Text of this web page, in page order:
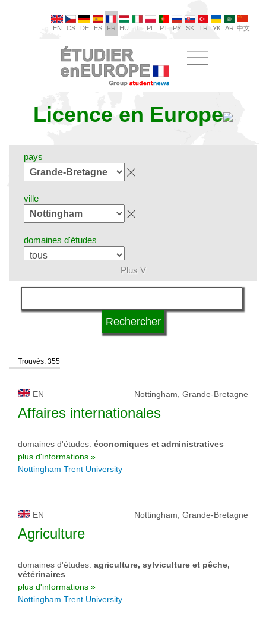
EN CS DE ES FR HU IT PL PT РУ SK TR УК AR 中文
Licence en Europe
pays
ville
domaines d'études
langue
qualification
type d'université
statut d'université
Plus V
Trouvés: 355
EN Nottingham, Grande-Bretagne
Affaires internationales
domaines d'études: économiques et administratives
plus d'informations »
Nottingham Trent University
EN Nottingham, Grande-Bretagne
Agriculture
domaines d'études: agriculture, sylviculture et pêche,
vétérinaires
plus d'informations »
Nottingham Trent University